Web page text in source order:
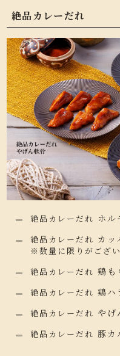
絶品カレーだれ
絶品カレーだれ ホル
絶品カレーだれ カッ
※数量に限りがござ
絶品カレーだれ 鶏も
絶品カレーだれ 鶏ハ
絶品カレーだれ やげ
絶品カレーだれ 豚カ